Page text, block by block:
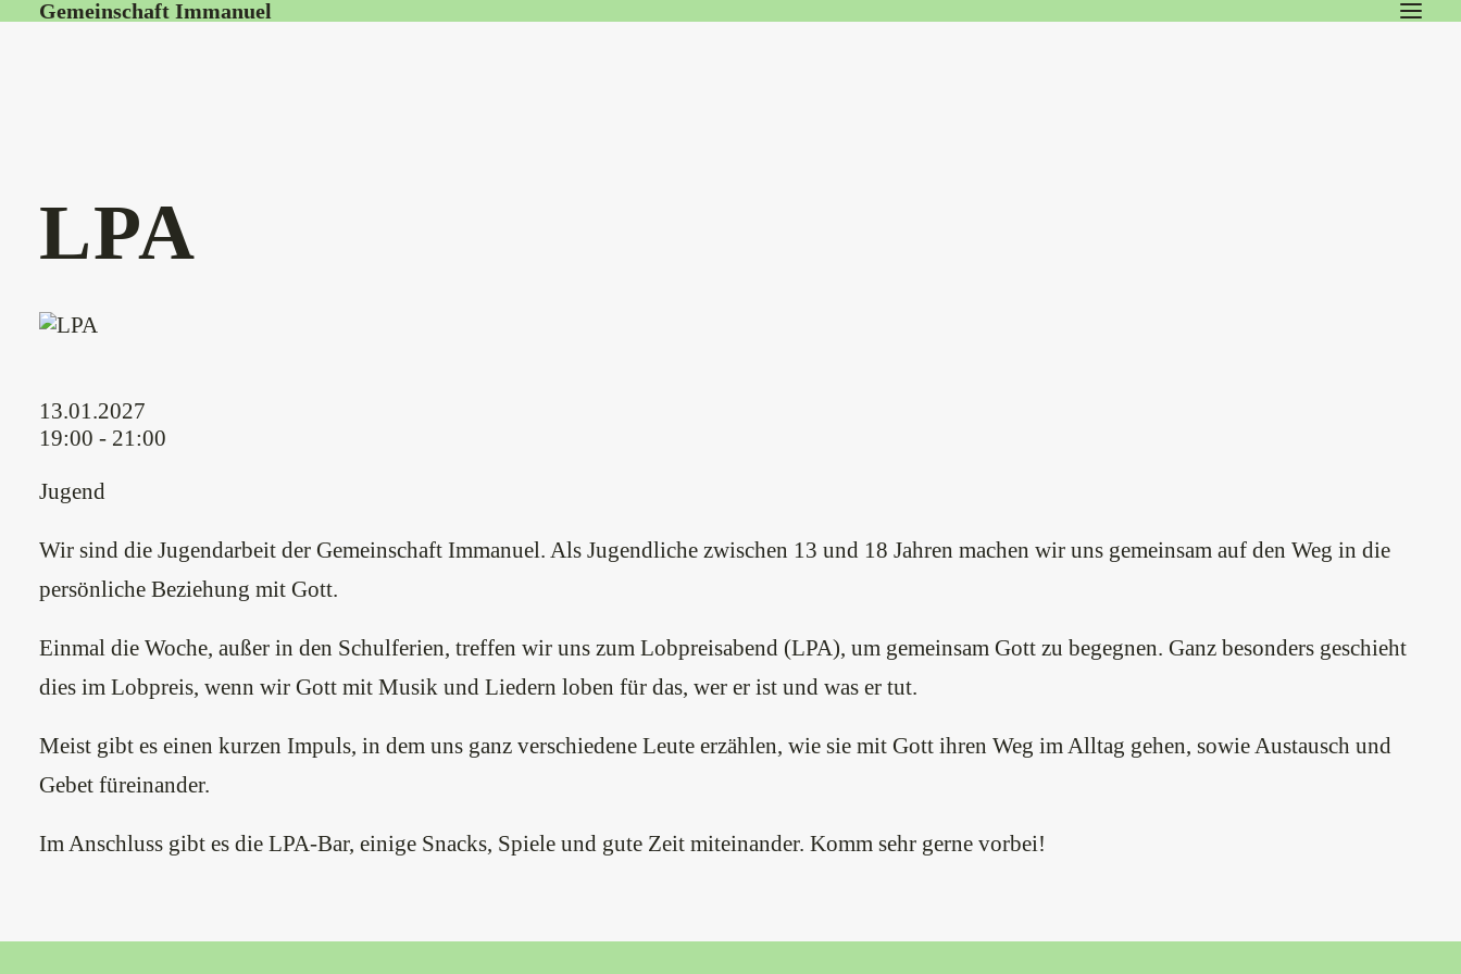
Gemeinschaft Immanuel
LPA
13.01.2027
19:00 - 21:00
Jugend
Wir sind die Jugendarbeit der Gemeinschaft Immanuel. Als Jugendliche zwischen 13 und 18 Jahren machen wir uns gemeinsam auf den Weg in die
persönliche Beziehung mit Gott.
Einmal die Woche, außer in den Schulferien, treffen wir uns zum Lobpreisabend (LPA), um gemeinsam Gott zu begegnen. Ganz besonders geschieht
dies im Lobpreis, wenn wir Gott mit Musik und Liedern loben für das, wer er ist und was er tut.
Meist gibt es einen kurzen Impuls, in dem uns ganz verschiedene Leute erzählen, wie sie mit Gott ihren Weg im Alltag gehen, sowie Austausch und
Gebet füreinander.
Im Anschluss gibt es die LPA-Bar, einige Snacks, Spiele und gute Zeit miteinander. Komm sehr gerne vorbei!